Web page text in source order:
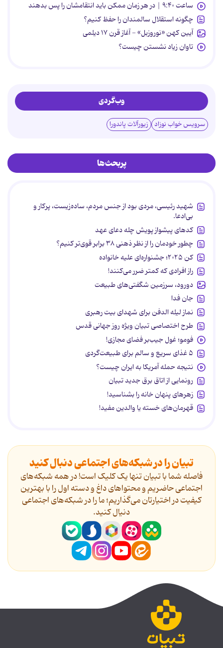
ساعت ۹:۴۰ | در هر زمان ممکن باید انتقامشان را پس بدهند
چگونه استقلال سالمندان را حفظ کنیم؟
آیین کهن «نوروزبل» - آغاز قرن ۱۷ دیلمی
تاوان زیاد نشستن چیست؟
وب‌گردی
سرویس خواب نوزاد زیورآلات پاندورا
پربحث‌ها
شهید رئیسی، مردی بود از جنس مردم، ساده‌زیست، پرکار و
بی‌ادعا.
کدهای پیشواز پویش چله دعای عهد
چطور خودمان را از نظر ذهنی ۳۸ برابر قوی‌تر کنیم؟
کن ۲۰۲۵؛ جشنواره‌ای علیه خانواده
راز افرادی که کمتر ضرر می‌کنند!
دورود، سرزمین شگفتی‌های طبیعت
جان فدا
نماز لیله الدفن برای شهدای بیت رهبری
طرح اختصاصی تبیان ویژه روز جهانی قدس
فومو؛ غول جیب‌بر فضای مجازی!
۵ غذای سریع و سالم برای طبیعت‌گردی
نتیجه حمله آمریکا به ایران چیست؟
رونمایی از اتاق برق جدید تبیان
زهرهای پنهان خانه را بشناسید!
قهرمان‌های خسته یا والدین مفید!
تبیان را در شبکه‌های اجتماعی دنبال کنید
فاصله شما با تبیان تنها یک کلیک است! در همه شبکه‌های
اجتماعی حاضریم و محتواهای داغ و دسته اول را با بهترین
کیفیت در اختیارتان می‌گذاریم؛ ما را در شبکه‌های اجتماعی
دنیال کنید.